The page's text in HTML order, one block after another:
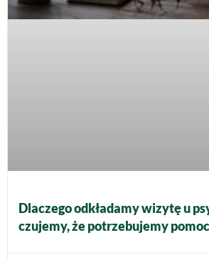
Dlaczego odkładamy wizytę u
czujemy, że potrzebujemy